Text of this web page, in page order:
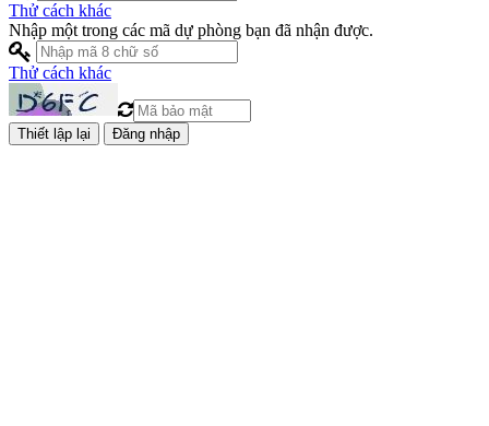
Thử cách khác
Nhập một trong các mã dự phòng bạn đã nhận được.
Thử cách khác
Đăng nhập